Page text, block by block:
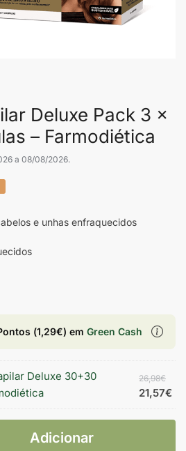
Deluxe Pack 3 x
– Farmodiética
a 08/08/2026.
e unhas enfraquecidos
(1,29€) em Green Cash
Deluxe 30+30
26,98€
21,57€
Adicionar